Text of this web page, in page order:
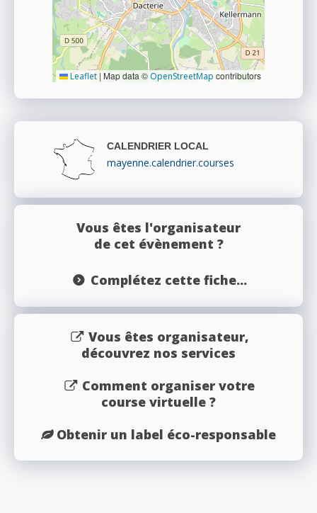
Leaflet | Map data © OpenStreetMap contributors
CALENDRIER LOCAL
mayenne.calendrier.courses
Vous êtes l'organisateur
de cet évènement ?
Complétez cette fiche...
Vous êtes organisateur,
découvrez nos services
Comment organiser votre
course virtuelle ?
Obtenir un label éco-responsable